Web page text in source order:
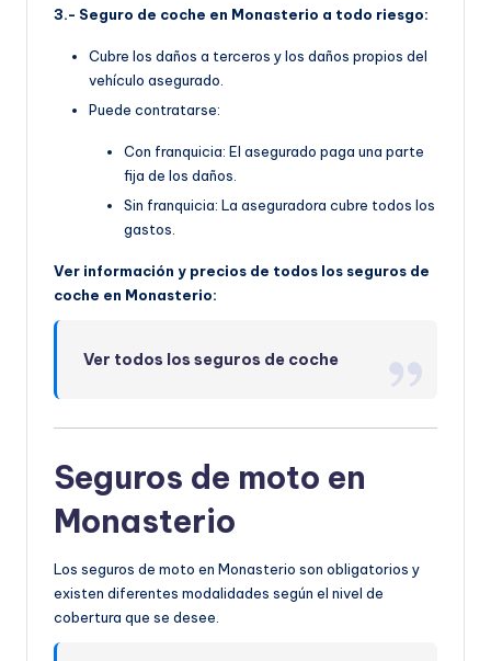
3.- Seguro de coche en Monasterio a todo riesgo:
Cubre los daños a terceros y los daños propios del
vehículo asegurado.
Puede contratarse:
Con franquicia: El asegurado paga una parte
fija de los daños.
Sin franquicia: La aseguradora cubre todos los
gastos.
Ver información y precios de todos los seguros de
coche en Monasterio:
Ver todos los seguros de coche
Seguros de moto en
Monasterio
Los seguros de moto en Monasterio son obligatorios y
existen diferentes modalidades según el nivel de
cobertura que se desee.